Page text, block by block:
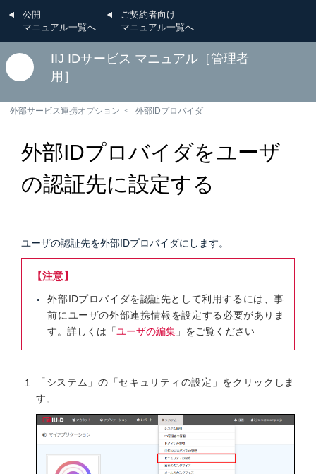
公開
マニュアル一覧へ
ご契約者向け
マニュアル一覧へ
IIJ IDサービス マニュアル［管理者
用］
外部サービス連携オプション 外部IDプロバイダ
外部IDプロバイダをユーザ
の認証先に設定する
ユーザの認証先を外部IDプロバイダにします。
【注意】
外部IDプロバイダを認証先として利用するには、事
前にユーザの外部連携情報を設定する必要がありま
す。詳しくは「ユーザの編集 」をご覧ください
「システム」の「セキュリティの設定」をクリックしま
す。